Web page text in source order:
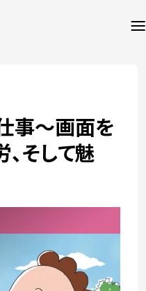
事〜画面を
そして魅